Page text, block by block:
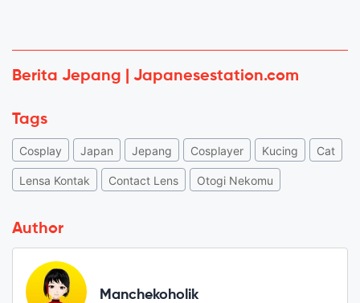
Berita Jepang | Japanesestation.com
Tags
Cosplay Japan Jepang Cosplayer Kucing Cat
Lensa Kontak Contact Lens Otogi Nekomu
Author
Manchekoholik